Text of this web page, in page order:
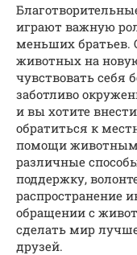
играют важную
меньших братьев.
животных на
чувствовать
заботливо
и вы хотите
обратиться к
помощи
различные
поддержку,
распространение
обращении с
сделать мир
друзей.